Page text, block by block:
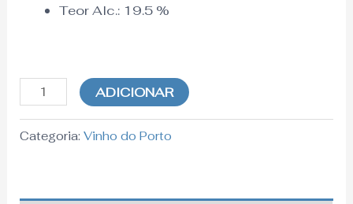
Teor Alc.: 19.5 %
ADICIONAR
Categoria:Vinho do Porto